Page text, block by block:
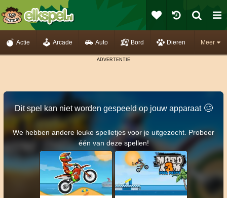
Meer
Actie Arcade Auto Bord Dieren
Dit spel kan niet worden gespeeld op jouw apparaat 🥴️
We hebben andere leuke spelletjes voor je uitgezocht. Probeer
één van deze spellen!